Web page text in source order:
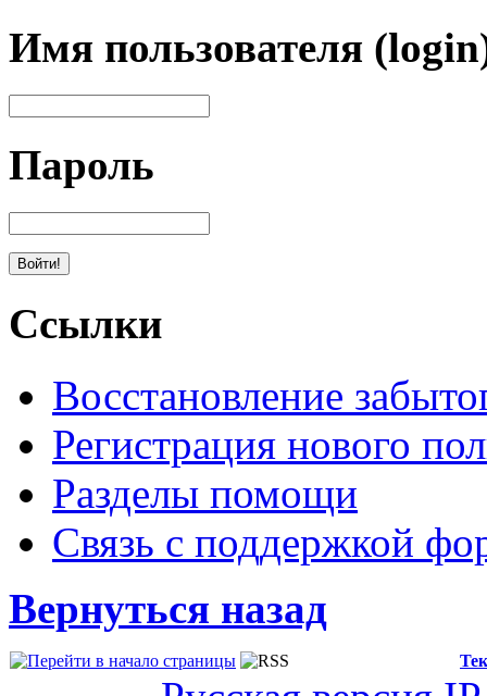
Имя пользователя
Пароль
Ссылки
Восстановление
Регистрация нового
Разделы помощи
Связь с поддержкой
Вернуться назад